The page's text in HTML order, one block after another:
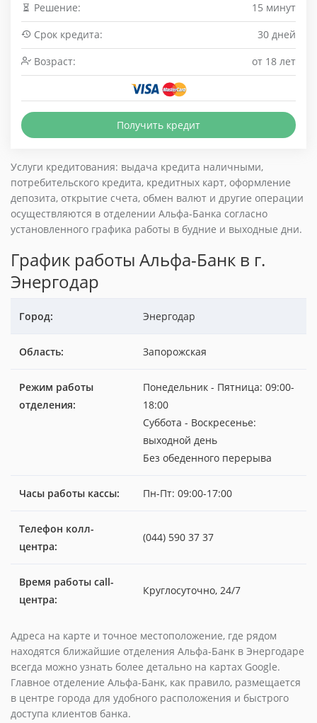
Решение:
15 минут
Срок кредита:
30 дней
Возраст:
от 18 лет
Получить кредит
Услуги кредитования: выдача кредита наличными,
потребительского кредита, кредитных карт, оформление
депозита, открытие счета, обмен валют и другие операции
осуществляются в отделении Альфа-Банка согласно
установленного графика работы в будние и выходные дни.
График работы Альфа-Банк в г.
Энергодар
Город: Энергодар
Область: Запорожская
Режим работы
отделения:
Понедельник - Пятница: 09:00-
18:00
Суббота - Воскресенье:
выходной день
Без обеденного перерыва
Часы работы кассы: Пн-Пт: 09:00-17:00
Телефон колл-
центра:
(044) 590 37 37
Время работы call-
центра:
Круглосуточно, 24/7
Адреса на карте и точное местоположение, где рядом
находятся ближайшие отделения Альфа-Банк в Энергодаре
всегда можно узнать более детально на картах Google.
Главное отделение Альфа-Банк, как правило, размещается
в центре города для удобного расположения и быстрого
доступа клиентов банка.